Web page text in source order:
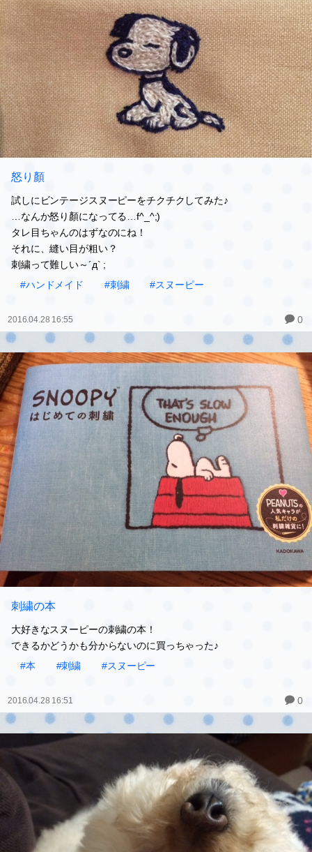
怒り顏
試しにビンテージスヌーピーをチクチクしてみた♪
…なんか怒り顏になってる…f^_^;)
タレ目ちゃんのはずなのにね！
それに、縫い目が粗い？
刺繍って難しい～´д` ;
#ハンドメイド
#刺繍 #スヌーピー
2016.04.28 16:55 0
刺繍の本
大好きなスヌーピーの刺繍の本！
できるかどうかも分からないのに買っちゃった♪
#本
#刺繍 #スヌーピー
2016.04.28 16:51 0